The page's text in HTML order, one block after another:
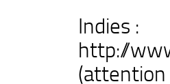
Indies :
http://
(attention